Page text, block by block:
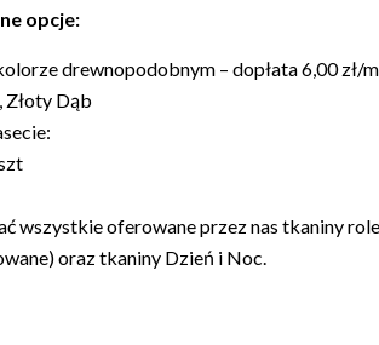
opcje:
drewnopodobnym – dopłata 6,00 zł/
Złoty Dąb
wszystkie oferowane przez nas tkaniny
oraz tkaniny Dzień i Noc.